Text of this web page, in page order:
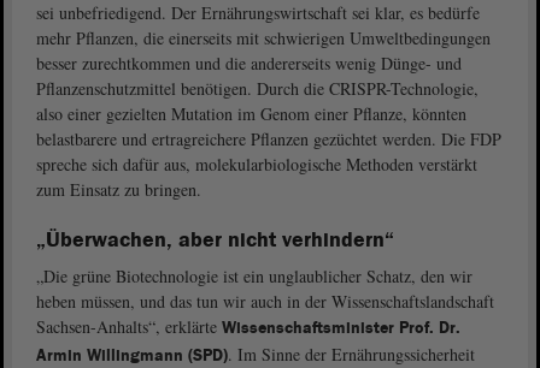
sei unbefriedigend. Der Ernährungswirtschaft sei klar, es bedürfe
mehr Pflanzen, die einerseits mit schwierigen Umweltbedingungen
besser zurechtkommen und die andererseits wenig Dünge- und
Pflanzenschutzmittel benötigen. Durch die CRISPR-Technologie,
also einer gezielten Mutation im Genom einer Pflanze, könnten
belastbarere und ertragreichere Pflanzen gezüchtet werden. Die FDP
spreche sich dafür aus, molekularbiologische Methoden verstärkt
zum Einsatz zu bringen.
„Überwachen, aber nicht verhindern“
„Die grüne Biotechnologie ist ein unglaublicher Schatz, den wir
heben müssen, und das tun wir auch in der Wissenschaftslandschaft
Sachsen-Anhalts“, erklärte Wissenschaftsminister Prof. Dr.
Armin Willingmann (SPD). Im Sinne der Ernährungssicherheit